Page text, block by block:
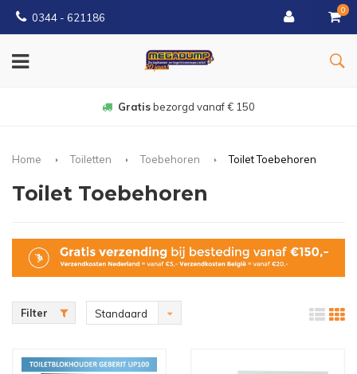
0344 - 621186
0
Gratisbezorgd vanaf € 150
Home Toiletten Toebehoren Toilet Toebehoren
Toilet Toebehoren
Filter Standaard